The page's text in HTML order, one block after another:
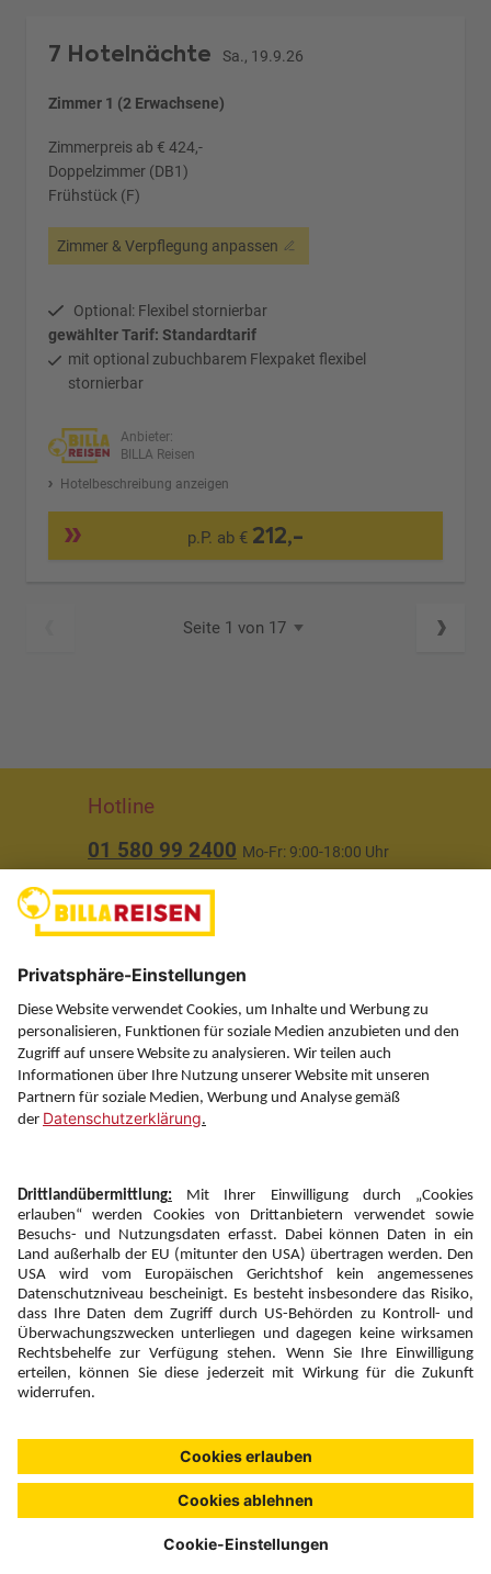
7 Hotelnächte Sa., 19.9.26
Zimmer 1 (2 Erwachsene)
Zimmerpreis ab € 424,-
Doppelzimmer (DB1)
Frühstück (F)
Zimmer & Verpflegung anpassen
Optional: Flexibel stornierbar
gewählter Tarif: Standardtarif
mit optional zubuchbarem Flexpaket flexibel
stornierbar
Anbieter:
BILLA Reisen
Hotelbeschreibung anzeigen
p.P. ab € 212,-
Seite 1 von 17
Hotline
01 580 99 2400 Mo-Fr: 9:00-18:00 Uhr
Über uns
Service
Information
Folgen Sie uns auf
Newsletter:
Anmelden
Fairness und
Unsere Inhalte: Standards und
Meldung
Copyright © 2026 DERTOUR Austria GmbH